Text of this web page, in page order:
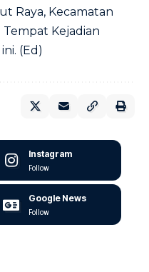
Raya, Kecamatan
Kejadian
(Ed)
Instagram
Follow
Google News
Follow